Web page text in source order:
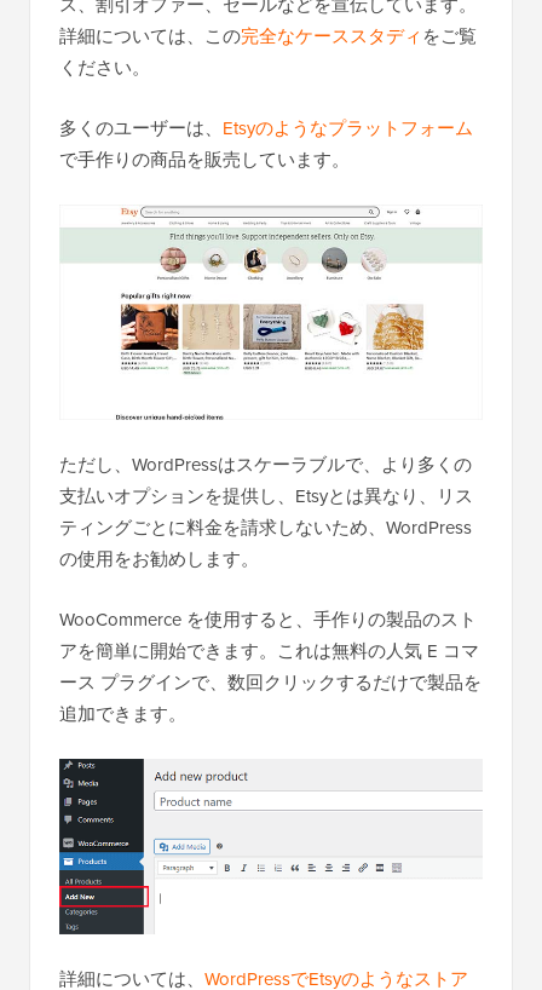
詳細については、この完全なケーススタディ をご覧
ください。
多くのユーザーは、 Etsyのようなプラットフォーム
で手作りの商品を販売しています。
ただし、WordPressはスケーラブルで、より多くの
支払いオプションを提供し、Etsyとは異なり、リス
ティングごとに料金を請求しないため、WordPress
の使用をお勧めします。
WooCommerce を使用すると、手作りの製品のスト
アを簡単に開始できます。これは無料の人気 E コマ
ース プラグインで、数回クリックするだけで製品を
追加できます。
詳細については、 WordPressでEtsyのようなストア